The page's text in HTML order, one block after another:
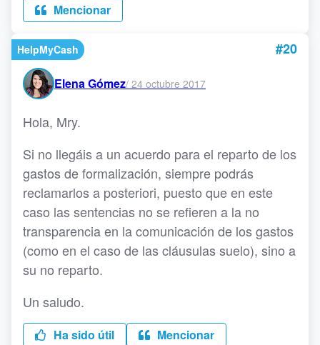
Mencionar
HelpMyCash #20
Elena Gómez/ 24 octubre 2017
Hola, Mry.
Si no llegáis a un acuerdo para el reparto de los
gastos de formalización, siempre podrás
reclamarlos a posteriori, puesto que en este
caso las sentencias no se refieren a la no
transparencia en la comunicación de los gastos
(como en el caso de las cláusulas suelo), sino a
su no reparto.
Un saludo.
Ha sido útil Mencionar